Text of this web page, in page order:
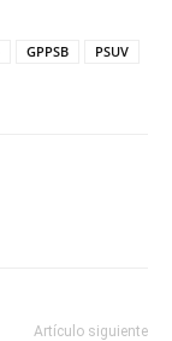
GPPSB
PSUV
Artículo siguiente